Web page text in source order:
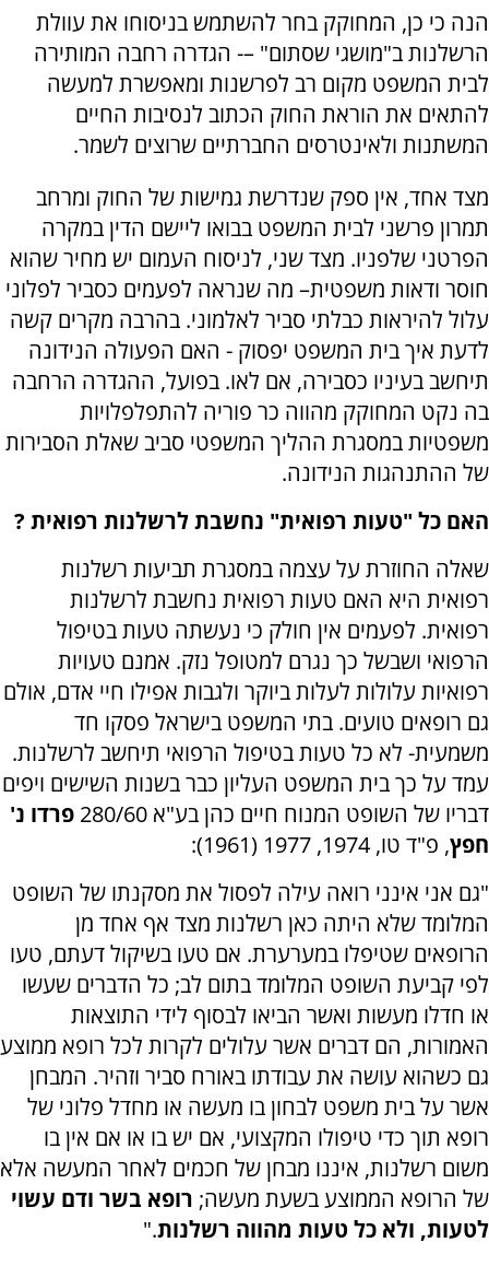
הנה כי כן, המחוקק בחר להשתמש בניסוחו את עוולת
הרשלנות ב"מושגי שסתום" –- הגדרה רחבה המותירה
לבית המשפט מקום רב לפרשנות ומאפשרת למעשה
להתאים את הוראת החוק הכתוב לנסיבות החיים
המשתנות ולאינטרסים החברתיים שרוצים לשמר.
מצד אחד, אין ספק שנדרשת גמישות של החוק ומרחב
תמרון פרשני לבית המשפט בבואו ליישם הדין במקרה
הפרטני שלפניו. מצד שני, לניסוח העמום יש מחיר שהוא
חוסר ודאות משפטית– מה שנראה לפעמים כסביר לפלוני
עלול להיראות כבלתי סביר לאלמוני. בהרבה מקרים קשה
לדעת איך בית המשפט יפסוק - האם הפעולה הנידונה
תיחשב בעיניו כסבירה, אם לאו. בפועל, ההגדרה הרחבה
בה נקט המחוקק מהווה כר פוריה להתפלפלויות
משפטיות במסגרת ההליך המשפטי סביב שאלת הסבירות
של ההתנהגות הנידונה.
האם כל "טעות רפואית" נחשבת לרשלנות רפואית ?
שאלה החוזרת על עצמה במסגרת תביעות רשלנות
רפואית היא האם טעות רפואית נחשבת לרשלנות
רפואית. לפעמים אין חולק כי נעשתה טעות בטיפול
הרפואי ושבשל כך נגרם למטופל נזק. אמנם טעויות
רפואיות עלולות לעלות ביוקר ולגבות אפילו חיי אדם, אולם
גם רופאים טועים. בתי המשפט בישראל פסקו חד
משמעית- לא כל טעות בטיפול הרפואי תיחשב לרשלנות.
עמד על כך בית המשפט העליון כבר בשנות השישים ויפים
דבריו של השופט המנוח חיים כהן בע"א 280/60
פרדו נ'
חפץ, פ"ד טו, 1974, 1977 (1961):
"גם אני אינני רואה עילה לפסול את מסקנתו של השופט
המלומד שלא היתה כאן רשלנות מצד אף אחד מן
הרופאים שטיפלו במערערת. אם טעו בשיקול דעתם, טעו
לפי קביעת השופט המלומד בתום לב; כל הדברים שעשו
או חדלו מעשות ואשר הביאו לבסוף לידי התוצאות
האמורות, הם דברים אשר עלולים לקרות לכל רופא ממוצע
גם כשהוא עושה את עבודתו באורח סביר וזהיר. המבחן
אשר על בית משפט לבחון בו מעשה או מחדל פלוני של
רופא תוך כדי טיפולו המקצועי, אם יש בו או אם אין בו
משום רשלנות, איננו מבחן של חכמים לאחר המעשה אלא
של הרופא הממוצע בשעת מעשה; רופא בשר ודם עשוי
לטעות, ולא כל טעות מהווה רשלנות."